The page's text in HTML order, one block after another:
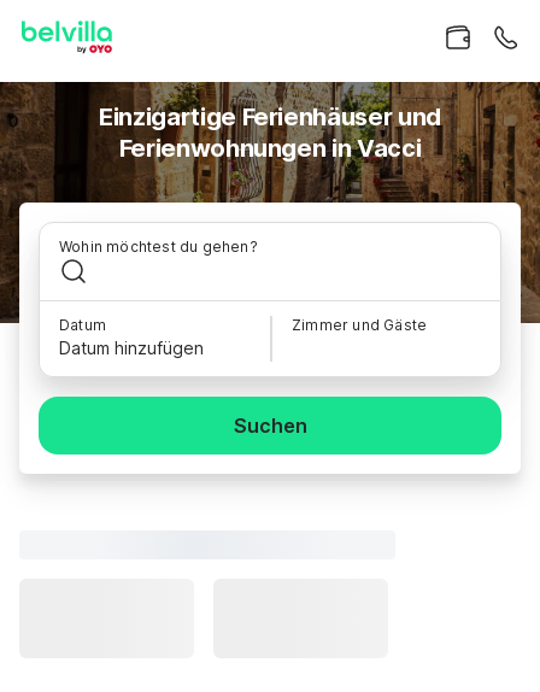
Einzigartige Ferienhäuser und
Ferienwohnungen in Vacci
Wohin möchtest du gehen?
Datum
Datum hinzufügen
Zimmer und Gäste
Suchen